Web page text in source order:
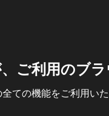
ご利用のブ
ての機能をご利用い